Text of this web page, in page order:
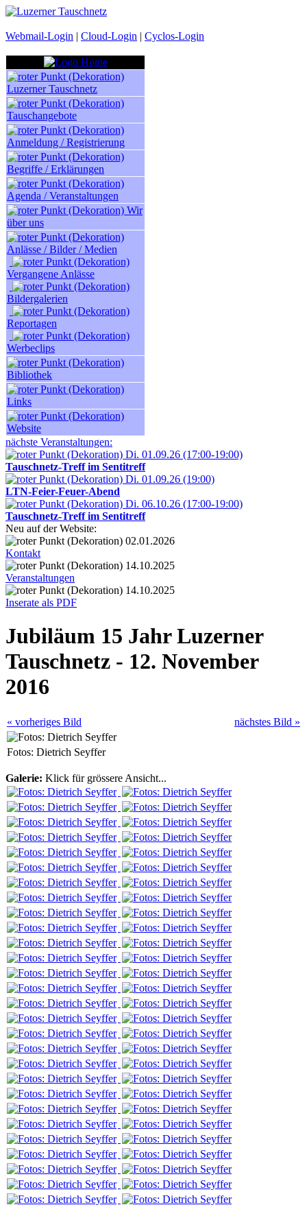
Webmail-Login | Cloud-Login | Cyclos-Login
Luzerner Tauschnetz
Tauschangebote
Anmeldung / Registrierung
Begriffe / Erklärungen
Agenda / Veranstaltungen
Wir
über uns
Anlässe / Bilder / Medien
Vergangene Anlässe
Bildergalerien
Reportagen
Werbeclips
Bibliothek
Links
Website
nächste Veranstaltungen:
Di. 01.09.26 (17:00-19:00)
Tauschnetz-Treff im Sentitreff
Di. 01.09.26 (19:00)
LTN-Feier-Feuer-Abend
Di. 06.10.26 (17:00-19:00)
Tauschnetz-Treff im Sentitreff
Neu auf der Website:
02.01.2026
Kontakt
14.10.2025
Veranstaltungen
14.10.2025
Inserate als PDF
Jubiläum 15 Jahr Luzerner
Tauschnetz - 12. November
2016
« vorheriges Bild nächstes Bild »
Fotos: Dietrich Seyffer
Galerie: Klick für grössere Ansicht...